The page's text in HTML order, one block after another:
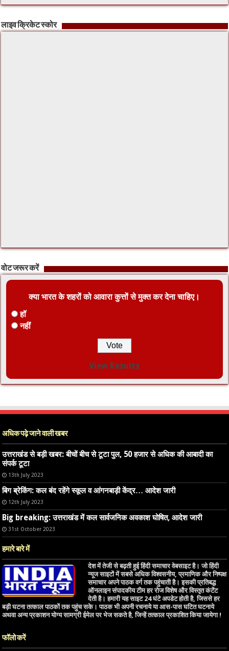
लाइव क्रिकेट स्कोर
वोट जरूर करें
क्या भारत के शहरों को आवारा कुत्तों से मुक्त कर देना चाहिए।
हॉ
नहीं
View Results
अधिक पढ़े जाने वाली खबर
उत्तराखंड से बड़ी खबर: बीचों बीच से टूटा पुल, 50 हजार से अधिक की आबादी का
संपर्क टूटा
13th July 2023
बिग ब्रेकिंग: कल बंद रहेंगे स्कूल व आंगनबाड़ी केंद्र… आदेश जारी
12th July 2023
Big breaking: उत्तराखंड में कल सार्वजनिक अवकाश घोषित, आदेश जारी
31st October 2023
हमारे बारे में
देश में तेजी से बढ़ती हुई हिंदी समाचार वेबसाइट है। जो हिंदी
न्यूज साइटों में सबसे अधिक विश्वसनीय, प्रमाणिक और निष्पक्ष
समाचार अपने पाठक वर्ग तक पहुंचाती है। इसकी प्रतिबद्ध
ऑनलाइन संपादकीय टीम हर रोज विशेष और विस्तृत कंटेंट
देती है। हमारी यह साइट 24 घंटे अपडेट होती है, जिससे हर
बड़ी घटना तत्काल पाठकों तक पहुंच सके। पाठक भी अपनी रचनाये या आस-पास घटित घटनाये
अथवा अन्य प्रकाशन योग्य सामग्री ईमेल पर भेज सकते है, जिन्हें तत्काल प्रकाशित किया जायेगा !
फॉलो करें